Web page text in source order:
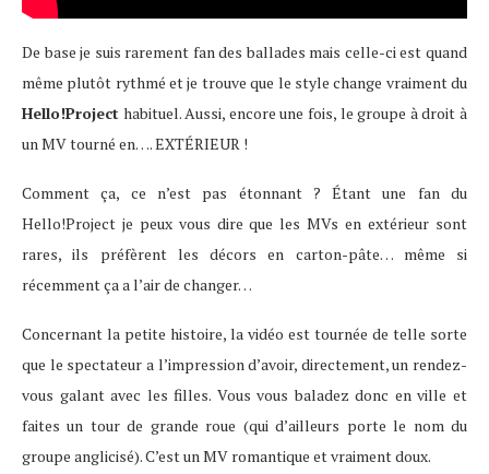
De base je suis rarement fan des ballades mais celle-ci est quand
même plutôt rythmé et je trouve que le style change vraiment du
Hello!Project habituel. Aussi, encore une fois, le groupe à droit à
un MV tourné en…. EXTÉRIEUR !
Comment ça, ce n’est pas étonnant ? Étant une fan du
Hello!Project je peux vous dire que les MVs en extérieur sont
rares, ils préfèrent les décors en carton-pâte… même si
récemment ça a l’air de changer…
Concernant la petite histoire, la vidéo est tournée de telle sorte
que le spectateur a l’impression d’avoir, directement, un rendez-
vous galant avec les filles. Vous vous baladez donc en ville et
faites un tour de grande roue (qui d’ailleurs porte le nom du
groupe anglicisé). C’est un MV romantique et vraiment doux.